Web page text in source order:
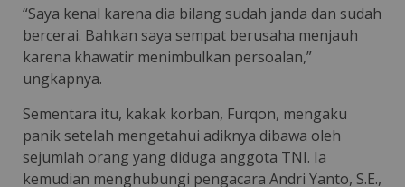
“Saya kenal karena dia bilang sudah janda dan sudah
bercerai. Bahkan saya sempat berusaha menjauh
karena khawatir menimbulkan persoalan,”
ungkapnya.
Sementara itu, kakak korban, Furqon, mengaku
panik setelah mengetahui adiknya dibawa oleh
sejumlah orang yang diduga anggota TNI. Ia
kemudian menghubungi pengacara Andri Yanto, S.E.,